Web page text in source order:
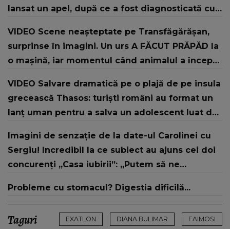
lansat un apel, după ce a fost diagnosticată cu
VIDEO Scene neașteptate pe Transfăgărășan,
surprinse în imagini. Un urs A FĂCUT PRĂPĂD la
o mașină, iar momentul când animalul a început
REACȚIE. Ce a urmat și ce s-a întâmplat cu
proprietarii autoturismului
VIDEO Salvare dramatică pe o plajă de pe insula
grecească Thasos: turiști români au format un
lanț uman pentru a salva un adolescent luat de
Imagini de senzație de la date-ul Carolinei cu
Sergiu! Incredibil la ce subiect au ajuns cei doi
concurenți „Casa iubirii”: „Putem să ne
Probleme cu stomacul? Digestia dificilă...
Taguri EXATLON DIANA BULIMAR FAIMOSI